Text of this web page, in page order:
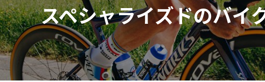
スペシャライズドのバイ